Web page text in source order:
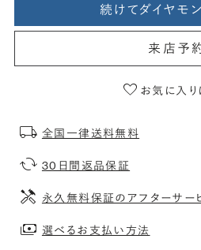
続けてダイヤモ
来店予
お気に入り
全国一律送料無料
30日間返品保証
永久無料保証のアフターサー
選べるお支払い方法